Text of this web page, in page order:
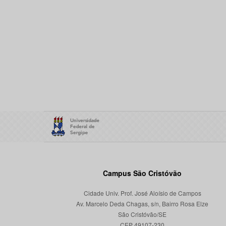
Campus São Cristóvão
Cidade Univ. Prof. José Aloísio de Campos
Av. Marcelo Deda Chagas, s/n, Bairro Rosa Elze
São Cristóvão/SE